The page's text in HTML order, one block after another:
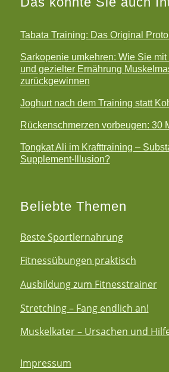
Tabata Training: Das Original
Sarkopenie umkehren: Wie Sie
und gezielter Ernährung
zurückgewinnen
Joghurt nach dem Training statt
Rückenschmerzen vorbeugen: 30
Tongkat Ali im Krafttraining –
Supplement-Illusion?
Beliebte Themen
Beste Sportlernahrung
Fitnessübungen praktisch
Ausbildung zum Fitnesstrainer
Stretching – Fang endlich an!
Muskelkater – Ursachen und
Impressum